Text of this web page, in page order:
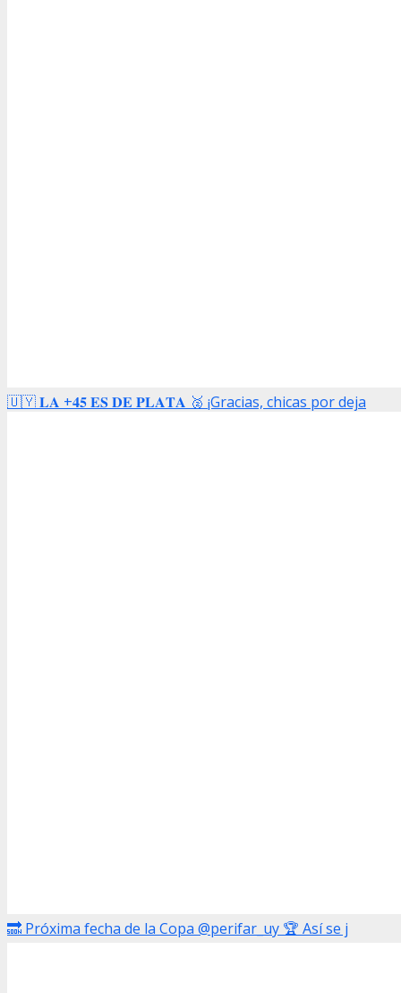
🇺🇾 𝐋𝐀 +𝟒𝟓 𝐄𝐒 𝐃𝐄 𝐏𝐋𝐀𝐓𝐀 🥈 ¡Gracias, chicas por deja
🔜 Próxima fecha de la Copa @perifar_uy 🏆 Así se j